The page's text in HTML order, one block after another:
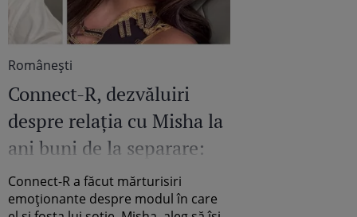
Româneşti
Connect-R, dezvăluiri
despre relația cu Misha la
ani buni de la separare:
"Nu se negociază nimic!"
Cum au păstrat echilibrul
Connect-R a făcut mărturisiri
emoționante despre modul în care